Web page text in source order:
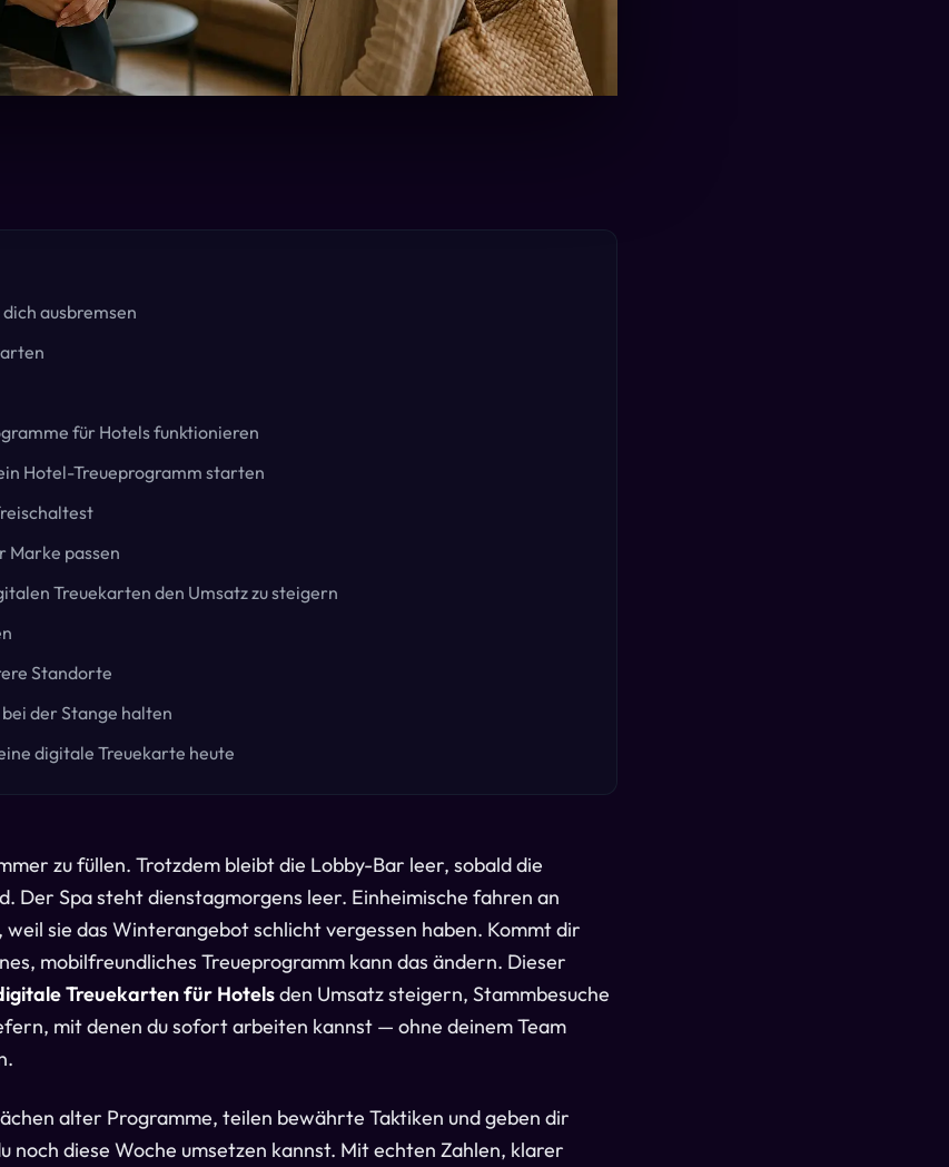
ausbremsen
für Hotels funktionieren
Hotel-Treueprogramm starten
Marke passen
Treuekarten den Umsatz zu steigern
Standorte
der Stange halten
digitale Treuekarte heute
zu füllen. Trotzdem bleibt die Lobby-Bar leer, sobald die
Der Spa steht dienstagmorgens leer. Einheimische fahren an
sie das Winterangebot schlicht vergessen haben. Kommt dir
mobilfreundliches Treueprogramm kann das ändern. Dieser
Treuekarten für Hotelsden Umsatz steigern, Stammbesuche
mit denen du sofort arbeiten kannst — ohne deinem Team
alter Programme, teilen bewährte Taktiken und geben dir
noch diese Woche umsetzen kannst. Mit echten Zahlen, klarer